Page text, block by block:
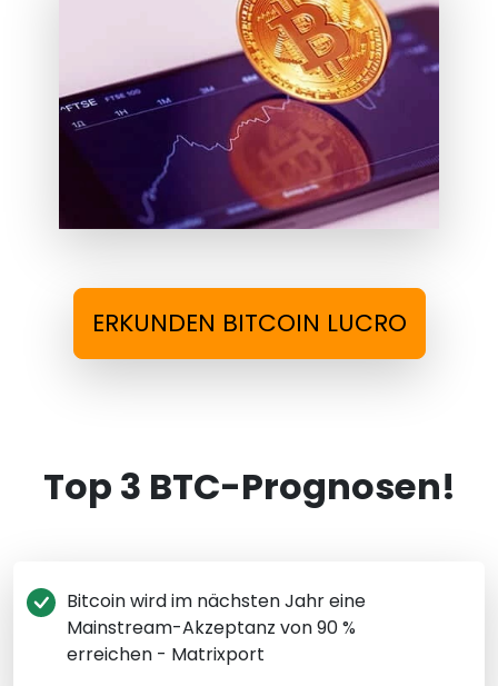
ERKUNDEN BITCOIN LUCRO
Top 3 BTC-Prognosen!
Bitcoin wird im nächsten Jahr eine
Mainstream-Akzeptanz von 90 %
erreichen - Matrixport